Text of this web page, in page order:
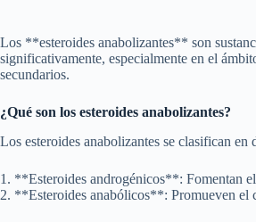
Los **esteroides anabolizantes** son
significativamente, especialmente en el
secundarios.
¿Qué son los esteroides anabolizantes?
Los esteroides anabolizantes se clasifican en
1. **Esteroides androgénicos**: Fomentan
2. **Esteroides anabólicos**: Promueven el